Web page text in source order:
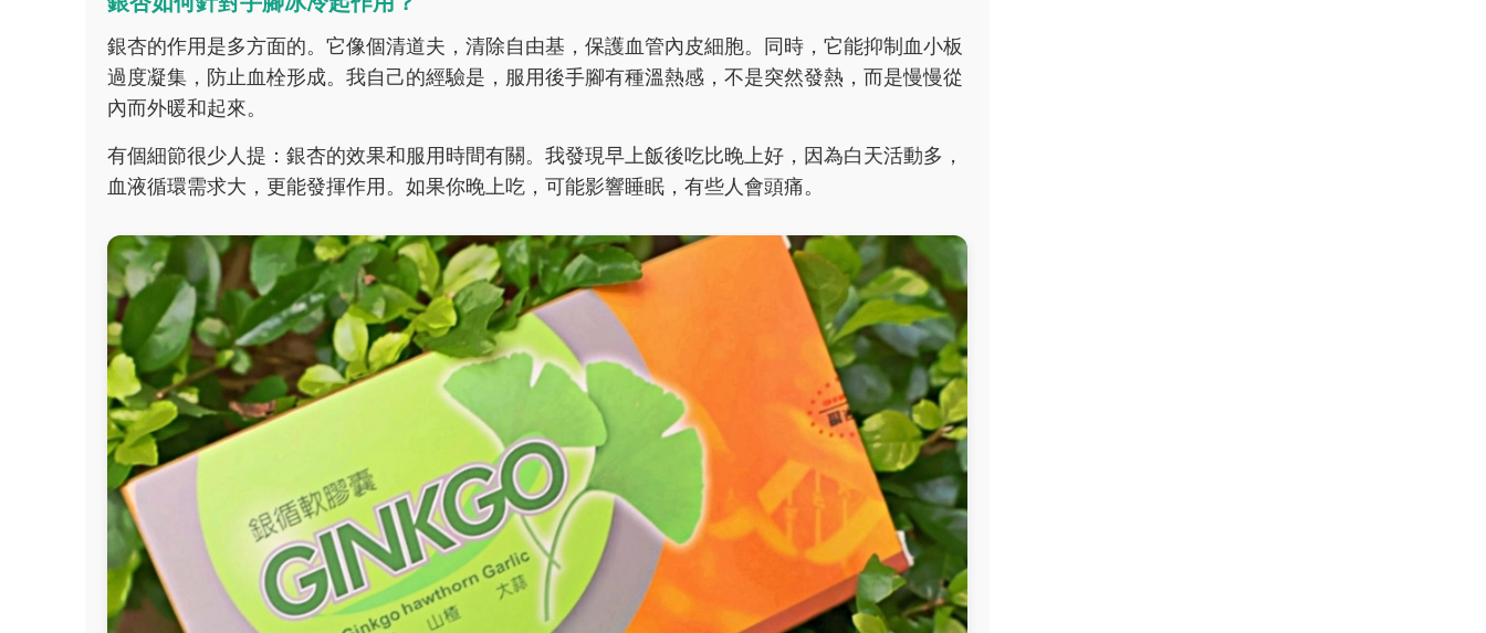
銀杏的作用是多方面的。它像個清道夫，清除自由基，保護血管內皮細胞。同時，它能抑制血小板
過度凝集，防止血栓形成。我自己的經驗是，服用後手腳有種溫熱感，不是突然發熱，而是慢慢從
內而外暖和起來。
有個細節很少人提：銀杏的效果和服用時間有關。我發現早上飯後吃比晚上好，因為白天活動多，
血液循環需求大，更能發揮作用。如果你晚上吃，可能影響睡眠，有些人會頭痛。